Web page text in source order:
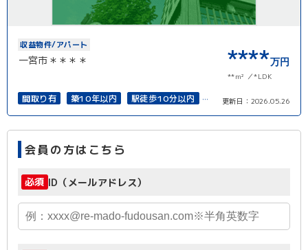
収益物件/アパート
一宮市＊＊＊＊ ****万円
**m² *LDK
間取り有 築10年以内
駅徒歩10分以内
更新日： 2026.05.26
会員の方はこちら
必須 ID（メールアドレス）